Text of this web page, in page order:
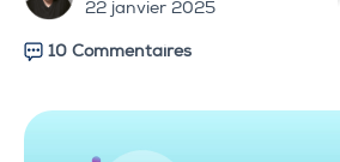
n
22 janvier 2025
10 Commentaires